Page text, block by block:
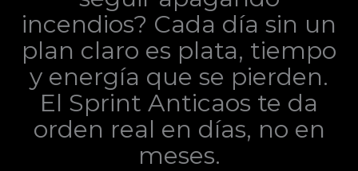
incendios? Cada día sin un
plan claro es plata, tiempo
y energía que se pierden.
El Sprint Anticaos te da
orden real en días, no en
meses.